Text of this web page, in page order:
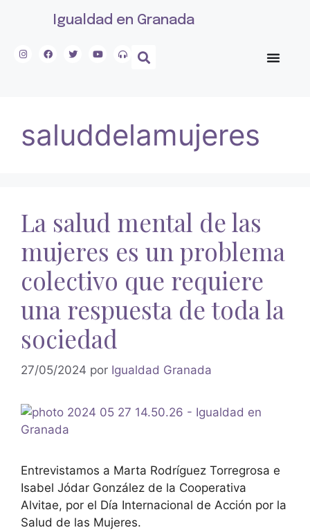
Igualdad en Granada
saluddelamujeres
La salud mental de las
mujeres es un problema
colectivo que requiere
una respuesta de toda la
sociedad
27/05/2024 por Igualdad Granada
Entrevistamos a Marta Rodríguez Torregrosa e
Isabel Jódar González de la Cooperativa
Alvitae, por el Día Internacional de Acción por la
Salud de las Mujeres.